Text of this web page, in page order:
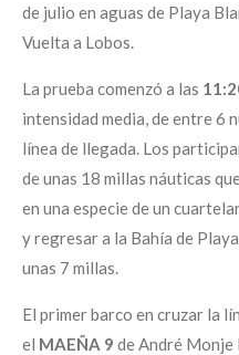
de julio en aguas de Playa
Vuelta a Lobos.
La prueba comenzó a las
intensidad media, de entre 6
línea de llegada. Los
de unas 18 millas náuticas
en una especie de un
y regresar a la Bahía de
unas 7 millas.
El primer barco en cruzar la
el MAEÑA 9 de André